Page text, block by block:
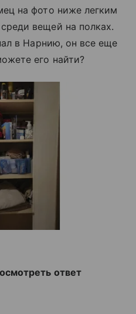
на фото ниже легким
вещей на полках.
в Нарнию, он все еще
его найти?
ответ